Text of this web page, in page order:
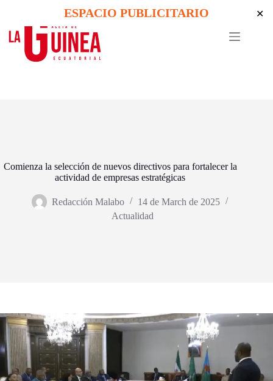
content
ESPACIO PUBLICITARIO ✕
Comienza la selección de nuevos directivos para fortalecer la
actividad de empresas estratégicas
Redacción Malabo
14 de March de 2025
Actualidad